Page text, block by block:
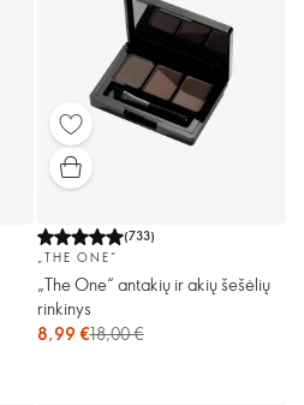
(733)
„THE ONE“
„The One“ antakių ir akių šešėlių
rinkinys
8,99 €18,00 €